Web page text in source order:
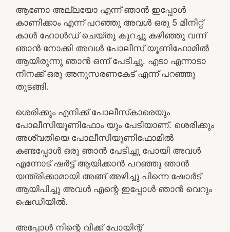
ആണോ അല്ലയോ എന്ന് ഞാൻ ഇപ്പോൾ
കാണിക്കാം എന്ന് പറഞ്ഞു അവൾ ഒരു 5 മിനിറ്റ്
കാൾ ഹോൾഡ് ചെയ്‌തു കുറച്ചു കഴിഞ്ഞു വന്ന്
ഞാൻ നോക്കി അവൾ പോലീസ് യൂണിഫോമിൽ
ആയിരുന്നു ഞാൻ ഒന്ന് പേടിച്ചു. എടാ എന്നാടാ
നിനക്ക് ഒരു അനുസരണകേട് എന്ന് പറഞ്ഞു
തുടങ്ങി.
ശെരിക്കും എനിക്ക് പോലീസ്‌കാരെയും
പോലീസിയൂണിഫോം യും പേടിയാണ്. ശെരിക്കും
അശ്വതിയെ പോലീസിയൂണിഫോമിൽ
കണ്ടപ്പോൾ ഒരു ഞാൻ പേടിച്ചു പോയി അവൾ
എന്നോട് ഷർട്ട് ആയിക്കാൻ പറഞ്ഞു ഞാൻ
യന്ത്രിക്കാമായി അങ്ങ് അഴിച്ചു പിന്നെ ഷോർട്
ആയിപിച്ചു അവൾ എന്റെ ഇപ്പോൾ ഞാൻ വെറും
ഷെഡിയിൽ.
അപ്പോൾ നിന്റെ വീക്ക്‌ പോയിന്റ്